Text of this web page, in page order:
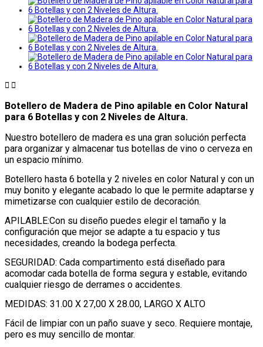
 
Botellero de Madera de Pino apilable en Color Natural
para 6 Botellas y con 2 Niveles de Altura.
Nuestro botellero de madera es una gran solución perfecta
para organizar y almacenar tus botellas de vino o cerveza en
un espacio mínimo.
Botellero hasta 6 botella y 2 niveles en color Natural y con un
muy bonito y elegante acabado lo que le permite adaptarse y
mimetizarse con cualquier estilo de decoración.
APILABLE:Con su diseño puedes elegir el tamaño y la
configuración que mejor se adapte a tu espacio y tus
necesidades, creando la bodega perfecta.
SEGURIDAD: Cada compartimento está diseñado para
acomodar cada botella de forma segura y estable, evitando
cualquier riesgo de derrames o accidentes.
MEDIDAS: 31.00 X 27,00 X 28.00, LARGO X ALTO
Fácil de limpiar con un paño suave y seco. Requiere montaje,
pero es muy sencillo de montar.